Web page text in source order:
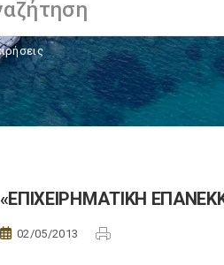
«ΕΠΙΧΕΙΡΗΜΑΤΙΚΗ
02/05/2013